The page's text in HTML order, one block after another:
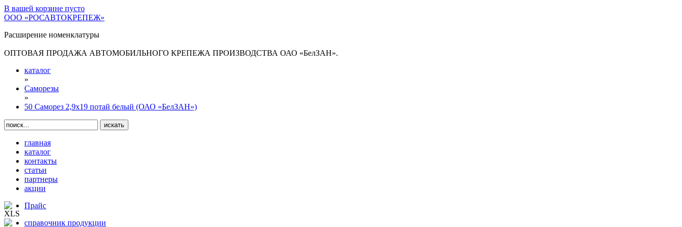
В вашей корзине пусто
ООО «РОСАВТОКРЕПЕЖ»
Расширение номенклатуры
ОПТОВАЯ ПРОДАЖА АВТОМОБИЛЬНОГО КРЕПЕЖА ПРОИЗВОДСТВА ОАО «БелЗАН».
каталог
»
Саморезы
»
50 Саморез 2,9х19 потай белый (ОАО «БелЗАН»)
главная
каталог
контакты
статьи
партнеры
акции
Прайс
справочник продукции